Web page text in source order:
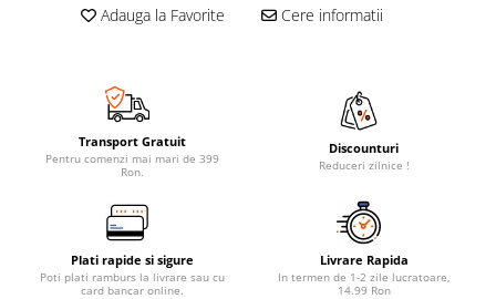
Adauga la Favorite Cere informatii
Transport Gratuit
Pentru comenzi mai mari de 399
Ron.
Discounturi
Reduceri zilnice !
Plati rapide si sigure
Poti plati ramburs la livrare sau cu
card bancar online.
Livrare Rapida
In termen de 1-2 zile lucratoare,
14.99 Ron